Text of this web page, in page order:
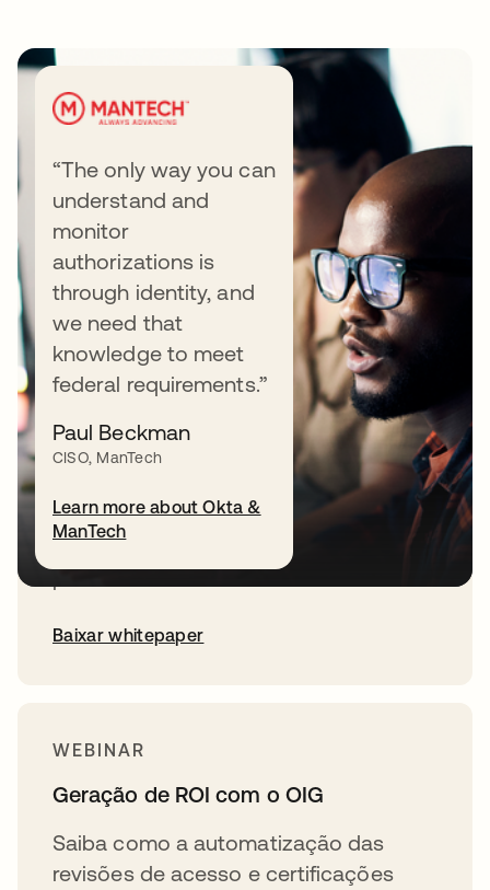
“The only way you can
understand and
monitor
authorizations is
through identity, and
we need that
knowledge to meet
federal requirements.”
Paul Beckman
CISO, ManTech
Learn more about Okta &
ManTech
Recursos
WHITEPAPER
Como aprimorar a governança de
Aprenda como aprimorar sua postura
de governança unificando IGA e
Privileged Access Management (PAM)
para a redução de riscos de ponta a
ponta.
Baixar whitepaper
WEBINAR
Geração de ROI com o OIG
Saiba como a automatização das
revisões de acesso e certificações